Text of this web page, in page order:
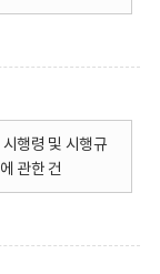
행령 및 시행규
관한 건